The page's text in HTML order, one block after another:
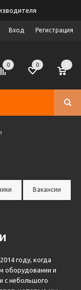
Вход Регистрация
0 0
Вакансии
году, когда
оборудовании и
с небольшого